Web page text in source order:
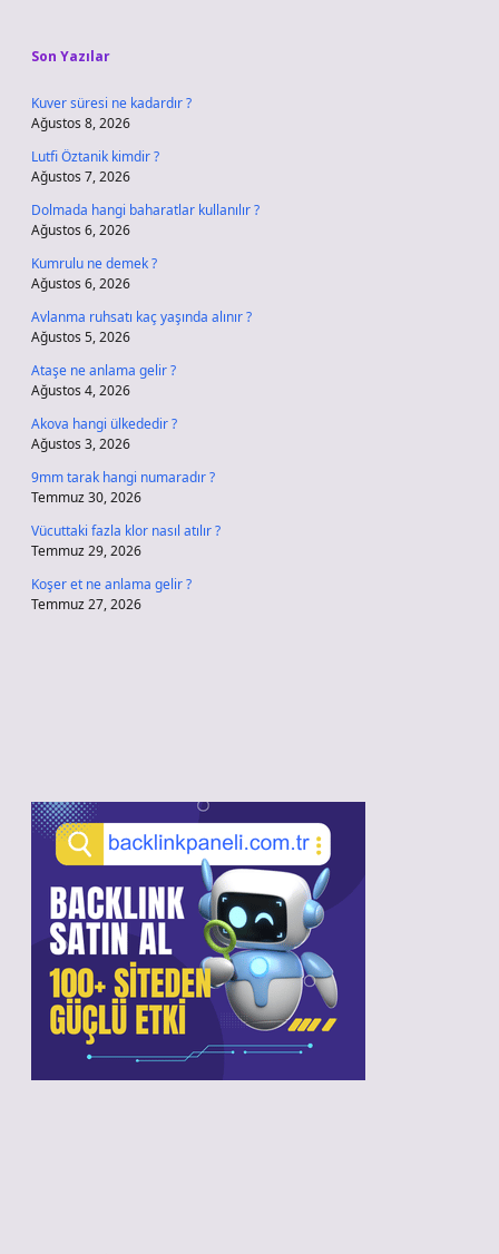
Son Yazılar
Kuver süresi ne kadardır ?
Ağustos 8, 2026
Lutfi Öztanik kimdir ?
Ağustos 7, 2026
Dolmada hangi baharatlar kullanılır ?
Ağustos 6, 2026
Kumrulu ne demek ?
Ağustos 6, 2026
Avlanma ruhsatı kaç yaşında alınır ?
Ağustos 5, 2026
Ataşe ne anlama gelir ?
Ağustos 4, 2026
Akova hangi ülkededir ?
Ağustos 3, 2026
9mm tarak hangi numaradır ?
Temmuz 30, 2026
Vücuttaki fazla klor nasıl atılır ?
Temmuz 29, 2026
Koşer et ne anlama gelir ?
Temmuz 27, 2026